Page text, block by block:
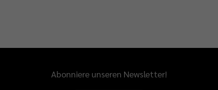
Abonniere unseren Newsletter!